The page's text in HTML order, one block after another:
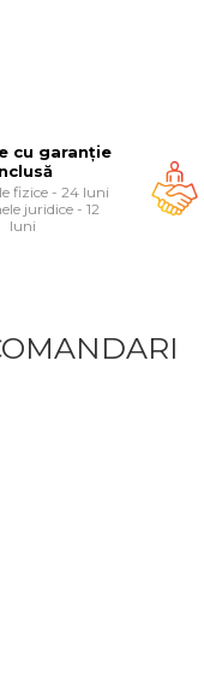
cu garanție
fizice - 24 luni
juridice - 12
luni